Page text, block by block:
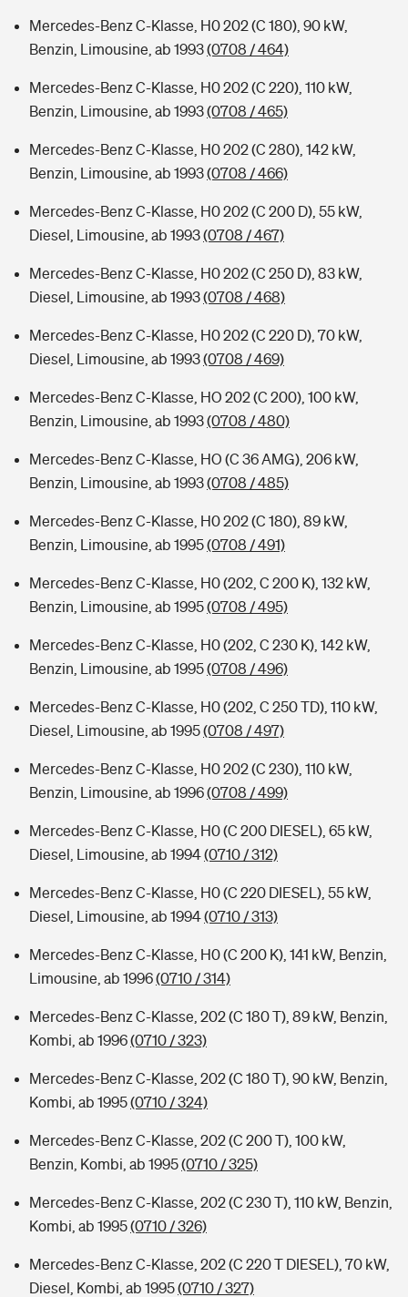
Sie haben Fragen?
Zur Übersicht
Tools
Kinderunfall-Check: Mehr Sicherheit für deine Kids
Sie haben Fragen?
Mercedes-Benz C-Klasse, H0 202 (C 180), 90 kW,
Benzin, Limousine, ab 1993(0708 / 464)
Mercedes-Benz C-Klasse, H0 202 (C 220), 110 kW,
Benzin, Limousine, ab 1993(0708 / 465)
Mercedes-Benz C-Klasse, H0 202 (C 280), 142 kW,
Benzin, Limousine, ab 1993(0708 / 466)
Mercedes-Benz C-Klasse, H0 202 (C 200 D), 55 kW,
Diesel, Limousine, ab 1993(0708 / 467)
Mercedes-Benz C-Klasse, H0 202 (C 250 D), 83 kW,
Diesel, Limousine, ab 1993(0708 / 468)
Mercedes-Benz C-Klasse, H0 202 (C 220 D), 70 kW,
Diesel, Limousine, ab 1993(0708 / 469)
Mercedes-Benz C-Klasse, HO 202 (C 200), 100 kW,
Benzin, Limousine, ab 1993(0708 / 480)
Mercedes-Benz C-Klasse, HO (C 36 AMG), 206 kW,
Benzin, Limousine, ab 1993(0708 / 485)
Mercedes-Benz C-Klasse, H0 202 (C 180), 89 kW,
Benzin, Limousine, ab 1995(0708 / 491)
Mercedes-Benz C-Klasse, H0 (202, C 200 K), 132 kW,
Benzin, Limousine, ab 1995(0708 / 495)
Mercedes-Benz C-Klasse, H0 (202, C 230 K), 142 kW,
Benzin, Limousine, ab 1995(0708 / 496)
Mercedes-Benz C-Klasse, H0 (202, C 250 TD), 110 kW,
Diesel, Limousine, ab 1995(0708 / 497)
Mercedes-Benz C-Klasse, H0 202 (C 230), 110 kW,
Benzin, Limousine, ab 1996(0708 / 499)
Mercedes-Benz C-Klasse, H0 (C 200 DIESEL), 65 kW,
Diesel, Limousine, ab 1994(0710 / 312)
Mercedes-Benz C-Klasse, H0 (C 220 DIESEL), 55 kW,
Diesel, Limousine, ab 1994(0710 / 313)
Mercedes-Benz C-Klasse, H0 (C 200 K), 141 kW, Benzin,
Limousine, ab 1996(0710 / 314)
Mercedes-Benz C-Klasse, 202 (C 180 T), 89 kW, Benzin,
Kombi, ab 1996(0710 / 323)
Mercedes-Benz C-Klasse, 202 (C 180 T), 90 kW, Benzin,
Kombi, ab 1995(0710 / 324)
Mercedes-Benz C-Klasse, 202 (C 200 T), 100 kW,
Benzin, Kombi, ab 1995(0710 / 325)
Mercedes-Benz C-Klasse, 202 (C 230 T), 110 kW, Benzin,
Kombi, ab 1995(0710 / 326)
Mercedes-Benz C-Klasse, 202 (C 220 T DIESEL), 70 kW,
Diesel, Kombi, ab 1995(0710 / 327)